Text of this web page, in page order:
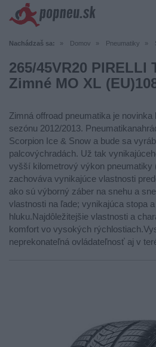
Nachádzaš sa: Domov Pneumatiky
265/45VR20 PIRELLI
Zimné MO XL
Zimná offroad pneumatika je
sezónu 2012/2013.
Scorpion Ice & Snow a bude sa
palcovýchradách. Už tak
vyšší kilometrový výkon pneumatiky
zachováva vynikajúce vlastnosti
ako sú výborný záber na snehu a
vlastnosti na ľade; vynikajúca stopa
hluku.Najdôležitejšie vlastnosti a
komfort vo vysokých
neprekonateľná ovládateľnosť aj v